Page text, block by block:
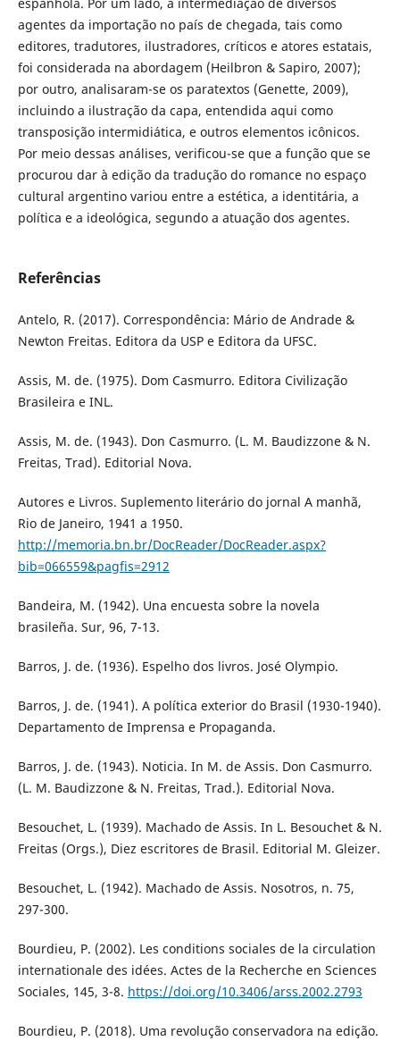
agentes da importação no país de chegada, tais como
editores, tradutores, ilustradores, críticos e atores estatais,
foi considerada na abordagem (Heilbron & Sapiro, 2007);
por outro, analisaram-se os paratextos (Genette, 2009),
incluindo a ilustração da capa, entendida aqui como
transposição intermidiática, e outros elementos icônicos.
Por meio dessas análises, verificou-se que a função que se
procurou dar à edição da tradução do romance no espaço
cultural argentino variou entre a estética, a identitária, a
política e a ideológica, segundo a atuação dos agentes.
Referências
Antelo, R. (2017). Correspondência: Mário de Andrade &
Newton Freitas. Editora da USP e Editora da UFSC.
Assis, M. de. (1975). Dom Casmurro. Editora Civilização
Brasileira e INL.
Assis, M. de. (1943). Don Casmurro. (L. M. Baudizzone & N.
Freitas, Trad). Editorial Nova.
Autores e Livros. Suplemento literário do jornal A manhã,
Rio de Janeiro, 1941 a 1950.
http://memoria.bn.br/DocReader/DocReader.aspx?
bib=066559&pagfis=2912
Bandeira, M. (1942). Una encuesta sobre la novela
brasileña. Sur, 96, 7-13.
Barros, J. de. (1936). Espelho dos livros. José Olympio.
Barros, J. de. (1941). A política exterior do Brasil (1930-1940).
Departamento de Imprensa e Propaganda.
Barros, J. de. (1943). Noticia. In M. de Assis. Don Casmurro.
(L. M. Baudizzone & N. Freitas, Trad.). Editorial Nova.
Besouchet, L. (1939). Machado de Assis. In L. Besouchet & N.
Freitas (Orgs.), Diez escritores de Brasil. Editorial M. Gleizer.
Besouchet, L. (1942). Machado de Assis. Nosotros, n. 75,
297-300.
Bourdieu, P. (2002). Les conditions sociales de la circulation
internationale des idées. Actes de la Recherche en Sciences
Sociales, 145, 3-8. https://doi.org/10.3406/arss.2002.2793
Bourdieu, P. (2018). Uma revolução conservadora na edição.